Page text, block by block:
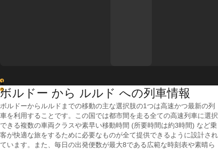
1
2
ボルドー から ルルド への列車情報
ボルドーからルルドまでの移動の主な選択肢の1つは高速かつ最新の列
車を利用することです。この国では都市間を走る全ての高速列車に選択
できる複数の車両クラスや素早い移動時間 (所要時間は約3時間) など乗
客が快適な旅をするために必要なものが全て提供できるように設計され
ています。また、毎日の出発便数が最大8である広範な時刻表や素晴ら